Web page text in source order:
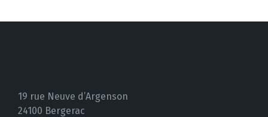
19 rue Neuve d’Argenson
24100 Bergerac